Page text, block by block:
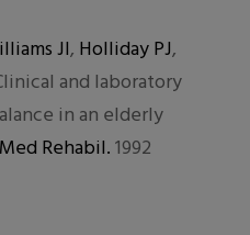
JI, Holliday PJ,
and laboratory
in an elderly
Rehabil.1992